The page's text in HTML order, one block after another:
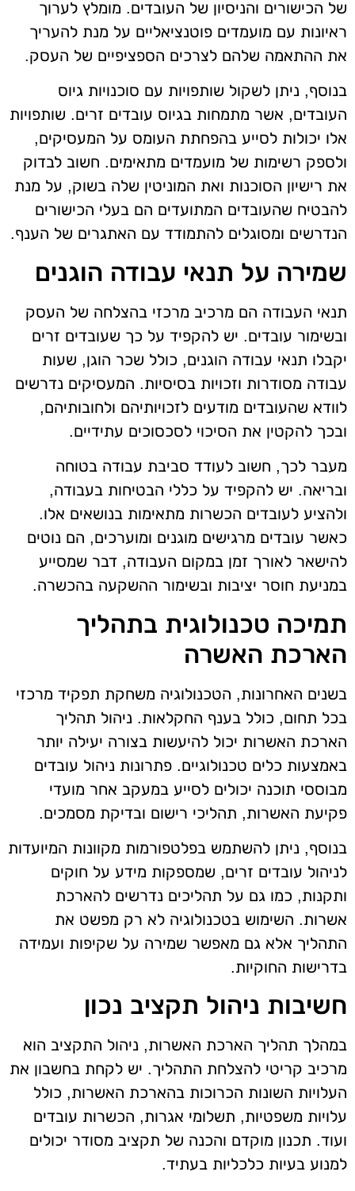
של הכישורים והניסיון של העובדים. מומלץ לערוך
ראיונות עם מועמדים פוטנציאליים על מנת להעריך
את ההתאמה שלהם לצרכים הספציפיים של העסק.
בנוסף, ניתן לשקול שותפויות עם סוכנויות גיוס
העובדים, אשר מתמחות בגיוס עובדים זרים. שותפויות
אלו יכולות לסייע בהפחתת העומס על המעסיקים,
ולספק רשימות של מועמדים מתאימים. חשוב לבדוק
את רישיון הסוכנות ואת המוניטין שלה בשוק, על מנת
להבטיח שהעובדים המתועדים הם בעלי הכישורים
הנדרשים ומסוגלים להתמודד עם האתגרים של הענף.
שמירה על תנאי עבודה הוגנים
תנאי העבודה הם מרכיב מרכזי בהצלחה של העסק
ובשימור עובדים. יש להקפיד על כך שעובדים זרים
יקבלו תנאי עבודה הוגנים, כולל שכר הוגן, שעות
עבודה מסודרות וזכויות בסיסיות. המעסיקים נדרשים
לוודא שהעובדים מודעים לזכויותיהם ולחובותיהם,
ובכך להקטין את הסיכוי לסכסוכים עתידיים.
מעבר לכך, חשוב לעודד סביבת עבודה בטוחה
ובריאה. יש להקפיד על כללי הבטיחות בעבודה,
ולהציע לעובדים הכשרות מתאימות בנושאים אלו.
כאשר עובדים מרגישים מוגנים ומוערכים, הם נוטים
להישאר לאורך זמן במקום העבודה, דבר שמסייע
במניעת חוסר יציבות ובשימור ההשקעה בהכשרה.
תמיכה טכנולוגית בתהליך
הארכת האשרה
בשנים האחרונות, הטכנולוגיה משחקת תפקיד מרכזי
בכל תחום, כולל בענף החקלאות. ניהול תהליך
הארכת האשרות יכול להיעשות בצורה יעילה יותר
באמצעות כלים טכנולוגיים. פתרונות ניהול עובדים
מבוססי תוכנה יכולים לסייע במעקב אחר מועדי
פקיעת האשרות, תהליכי רישום ובדיקת מסמכים.
בנוסף, ניתן להשתמש בפלטפורמות מקוונות המיועדות
לניהול עובדים זרים, שמספקות מידע על חוקים
ותקנות, כמו גם על תהליכים נדרשים להארכת
אשרות. השימוש בטכנולוגיה לא רק מפשט את
התהליך אלא גם מאפשר שמירה על שקיפות ועמידה
בדרישות החוקיות.
חשיבות ניהול תקציב נכון
במהלך תהליך הארכת האשרות, ניהול התקציב הוא
מרכיב קריטי להצלחת התהליך. יש לקחת בחשבון את
העלויות השונות הכרוכות בהארכת האשרות, כולל
עלויות משפטיות, תשלומי אגרות, הכשרות עובדים
ועוד. תכנון מוקדם והכנה של תקציב מסודר יכולים
למנוע בעיות כלכליות בעתיד.